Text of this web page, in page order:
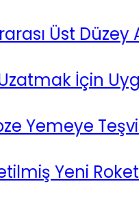
Üst Düzey
İçin
Teşvik
Yeni Roket